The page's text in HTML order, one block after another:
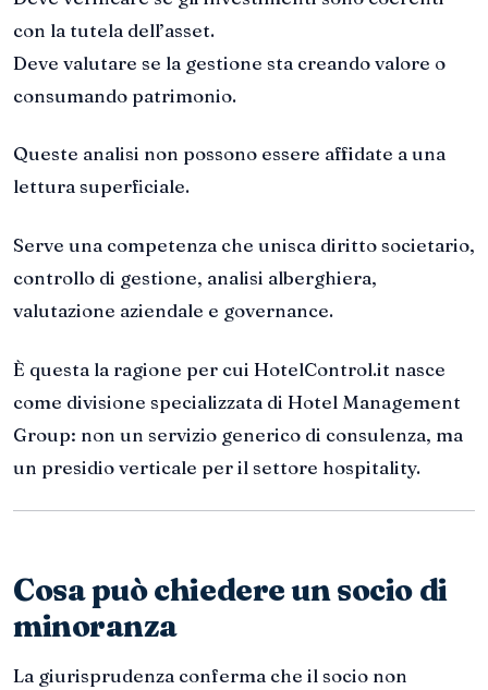
con la tutela dell’asset.
Deve valutare se la gestione sta creando valore o
consumando patrimonio.
Queste analisi non possono essere affidate a una
lettura superficiale.
Serve una competenza che unisca diritto societario,
controllo di gestione, analisi alberghiera,
valutazione aziendale e governance.
È questa la ragione per cui HotelControl.it nasce
come divisione specializzata di Hotel Management
Group: non un servizio generico di consulenza, ma
un presidio verticale per il settore hospitality.
Cosa può chiedere un socio di
minoranza
La giurisprudenza conferma che il socio non